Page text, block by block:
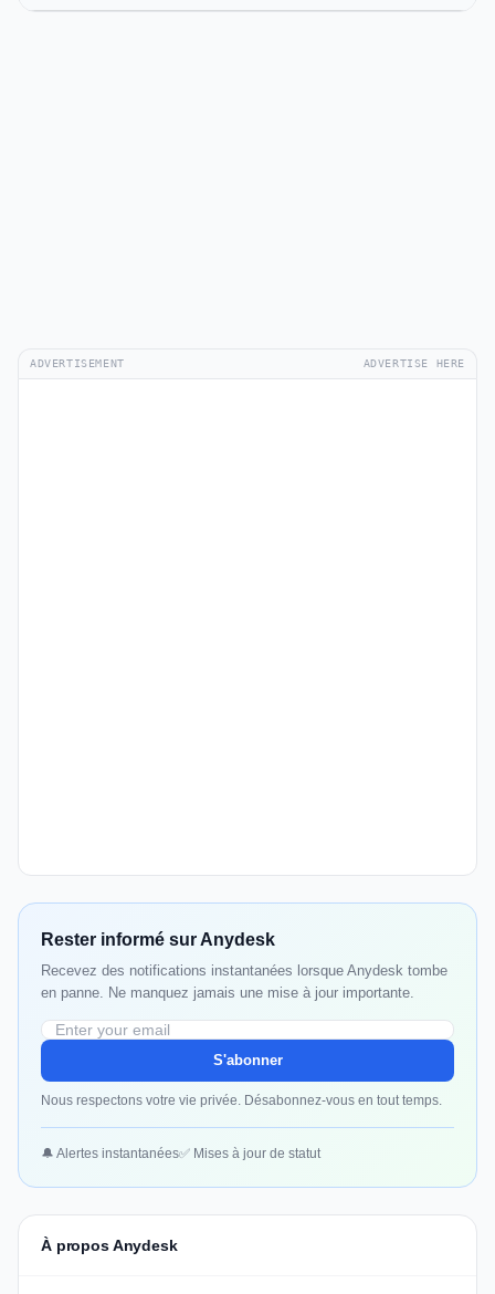
ADVERTISEMENT ADVERTISE HERE
Rester informé sur Anydesk
Recevez des notifications instantanées lorsque Anydesk tombe
en panne. Ne manquez jamais une mise à jour importante.
S'abonner
Nous respectons votre vie privée. Désabonnez-vous en tout temps.
🔔 Alertes instantanées✅ Mises à jour de statut
À propos Anydesk